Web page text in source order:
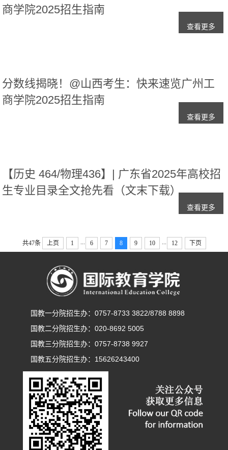
商学院2025招生指南
查看更多
分数线揭晓！@山西考生：快来速览广州工
商学院2025招生指南
查看更多
【历史 464/物理436】| 广东省2025年高校招
生专业目录全文抢先看（文末下载）
查看更多
共47条 上页 1 ... 6 7 8 9 10 ... 12 下页
国教一分院招生办：0757-8733 3822/8788 8898
国教二分院招生办：020-8692 5005
国教三分院招生办：0757-8738 9927
国教五分院招生办：15626243400